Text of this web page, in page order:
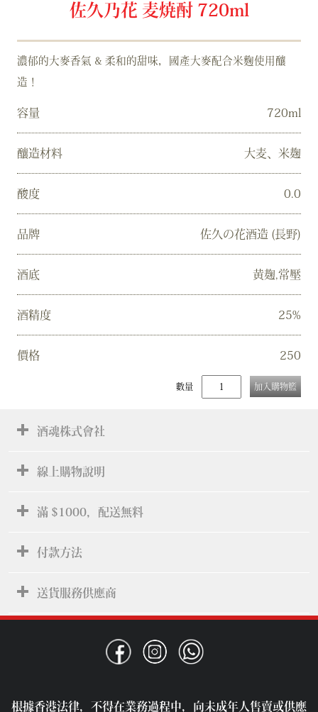
數量 加入購物籃
佐久乃花 麦焼酎 720ml
濃郁的大麥香氣 & 柔和的甜味，國產大麥配合米麴使用釀
造！
容量 720ml
釀造材料 大麦、米麹
酸度 0.0
品牌 佐久の花酒造 (長野)
酒底 黄麹,常壓
酒精度 25%
價格 250
酒魂株式會社
線上購物說明
滿 $1000，配送無料
付款方法
送貨服務供應商
根據香港法律，不得在業務過程中，向未成年人售賣或供應